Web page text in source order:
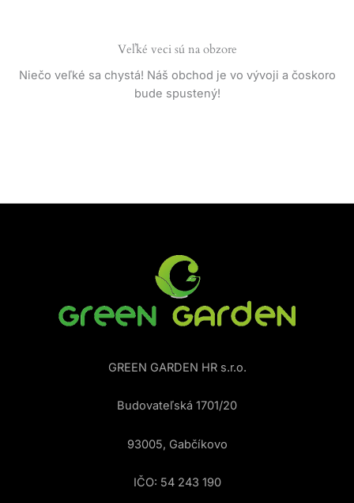
Veľké veci sú na obzore
Niečo veľké sa chystá! Náš obchod je vo vývoji a čoskoro
bude spustený!
GREEN GARDEN HR s.r.o.
Budovateľská 1701/20
93005, Gabčíkovo
IČO: 54 243 190